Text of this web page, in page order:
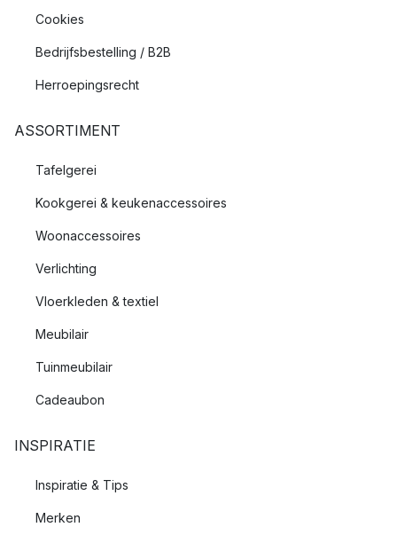
Cookies
Bedrijfsbestelling / B2B
Herroepingsrecht
ASSORTIMENT
Tafelgerei
Kookgerei & keukenaccessoires
Woonaccessoires
Verlichting
Vloerkleden & textiel
Meubilair
Tuinmeubilair
Cadeaubon
INSPIRATIE
Inspiratie & Tips
Merken